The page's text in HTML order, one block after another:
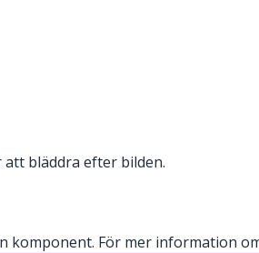
bläddra efter bilden.
komponent. För mer information